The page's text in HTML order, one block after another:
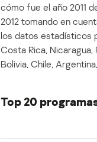
cómo fue el año 2011
2012 tomando en
los datos estadísticos
Costa Rica, Nicaragua,
Bolivia, Chile,
Top 20